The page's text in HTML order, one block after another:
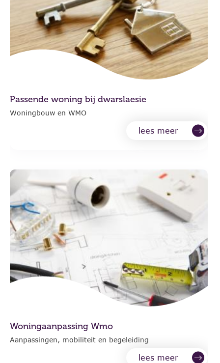
Passende woning bij dwarslaesie
Woningbouw en WMO
lees meer
Woningaanpassing Wmo
Aanpassingen, mobiliteit en begeleiding
lees meer